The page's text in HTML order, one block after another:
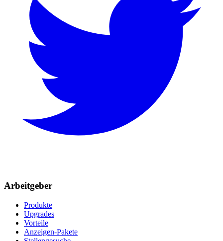
Arbeitgeber
Produkte
Upgrades
Vorteile
Anzeigen-Pakete